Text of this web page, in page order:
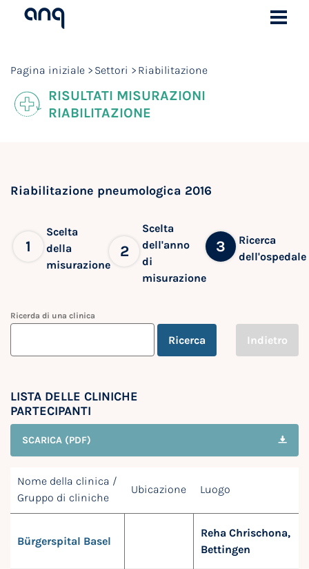
Pagina iniziale Settori Riabilitazione
RISULTATI MISURAZIONI
RIABILITAZIONE
Riabilitazione pneumologica 2016
1
Scelta
della
misurazione
2
Scelta
dell'anno
di
misurazione
3
Ricerca
dell'ospedale
Ricerda di una clinica
Ricerca Indietro
LISTA DELLE CLINICHE
PARTECIPANTI
SCARICA (PDF)
Nome della clinica /
Gruppo di cliniche
Ubicazione Luogo
Bürgerspital Basel
Reha Chrischona,
Bettingen